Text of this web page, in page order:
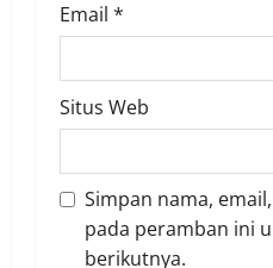
Email *
Situs Web
Simpan nama,
pada peramban ini
berikutnya.